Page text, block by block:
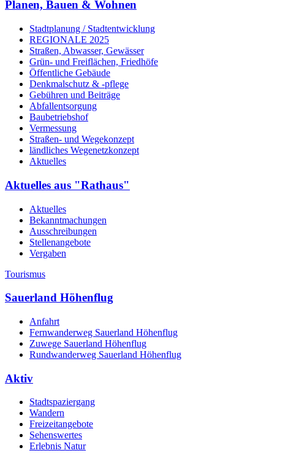
Planen, Bauen & Wohnen
Stadtplanung / Stadtentwicklung
REGIONALE 2025
Straßen, Abwasser, Gewässer
Grün- und Freiflächen, Friedhöfe
Öffentliche Gebäude
Denkmalschutz & -pflege
Gebühren und Beiträge
Abfallentsorgung
Baubetriebshof
Vermessung
Straßen- und Wegekonzept
ländliches Wegenetzkonzept
Aktuelles
Aktuelles aus "Rathaus"
Aktuelles
Bekanntmachungen
Ausschreibungen
Stellenangebote
Vergaben
Tourismus
Sauerland Höhenflug
Anfahrt
Fernwanderweg Sauerland Höhenflug
Zuwege Sauerland Höhenflug
Rundwanderweg Sauerland Höhenflug
Aktiv
Stadtspaziergang
Wandern
Freizeitangebote
Sehenswertes
Erlebnis Natur